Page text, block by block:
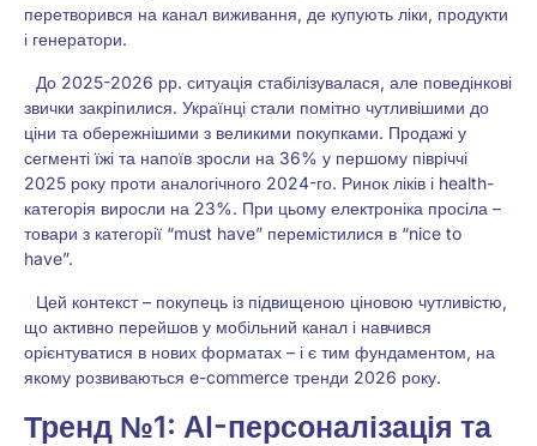
перетворився на канал виживання, де купують ліки, продукти
і генератори.
До 2025-2026 рр. ситуація стабілізувалася, але поведінкові
звички закріпилися. Українці стали помітно чутливішими до
ціни та обережнішими з великими покупками. Продажі у
сегменті їжі та напоїв зросли на 36% у першому півріччі
2025 року проти аналогічного 2024-го. Ринок ліків і health-
категорія виросли на 23%. При цьому електроніка просіла –
товари з категорії “must have” перемістилися в “nice to
have”.
Цей контекст – покупець із підвищеною ціновою чутливістю,
що активно перейшов у мобільний канал і навчився
орієнтуватися в нових форматах – і є тим фундаментом, на
якому розвиваються e-commerce тренди 2026 року.
Тренд №1: AI-персоналізація та